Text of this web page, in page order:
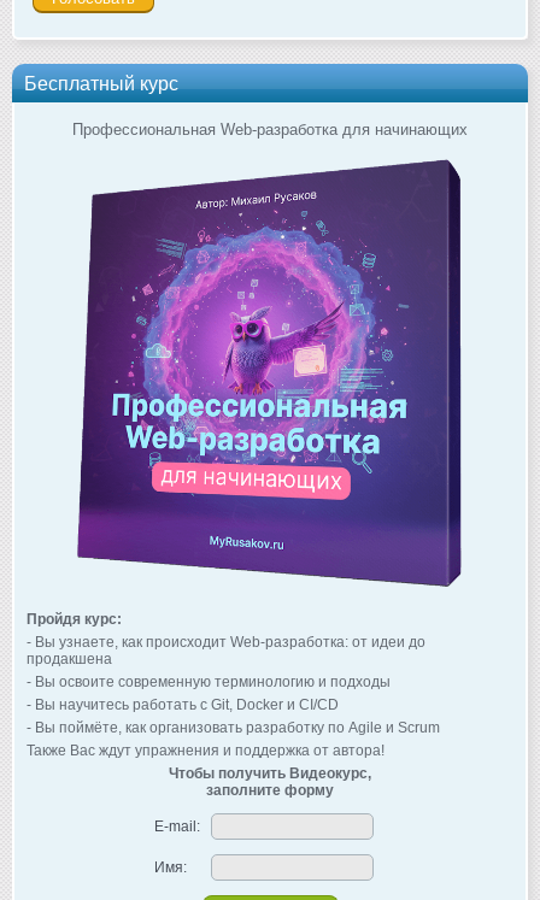
Бесплатный курс
Профессиональная Web-разработка для начинающих
Пройдя курс:
- Вы узнаете, как происходит Web-разработка: от идеи до
продакшена
- Вы освоите современную терминологию и подходы
- Вы научитесь работать с Git, Docker и CI/CD
- Вы поймёте, как организовать разработку по Agile и Scrum
Также Вас ждут упражнения и поддержка от автора!
Чтобы получить Видеокурс,
заполните форму
E-mail:
Имя: